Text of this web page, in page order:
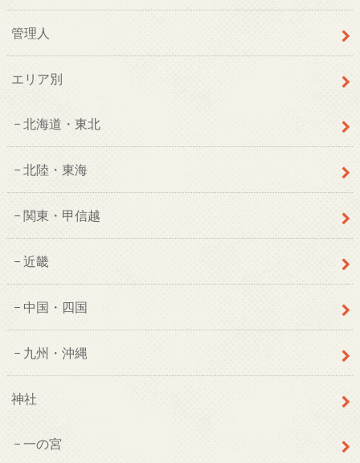
管理人
エリア別
北海道・東北
北陸・東海
関東・甲信越
近畿
中国・四国
九州・沖縄
神社
一の宮